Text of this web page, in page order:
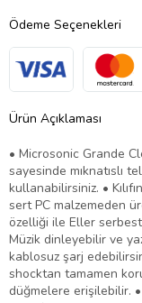
Ödeme Seçenekleri
Ürün Açıklaması
• Microsonic Grande
sayesinde mıknatıslı
kullanabilirsiniz. •
sert PC malzemeden
özelliği ile Eller
Müzik dinleyebilir ve
kablosuz şarj
shocktan tamamen
düğmelere erişilebilir. •